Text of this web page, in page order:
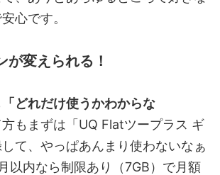
心です。
が変えられる！
「どれだけ使うかわからな
方もまずは「UQ Flatツープラス ギ
て、やっぱあんまり使わないなぁ
以内なら制限あり（7GB）で月額